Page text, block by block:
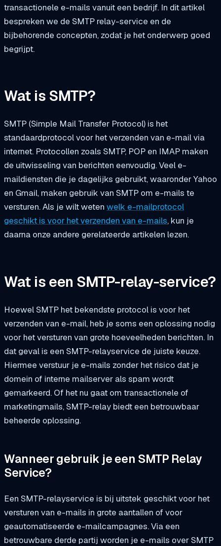
transactionele e-mails vanuit een bedrijf. In dit artikel
bespreken we de SMTP relay-service en de
bijbehorende concepten, zodat je het onderwerp goed
begrijpt.
Wat is SMTP?
SMTP (Simple Mail Transfer Protocol) is het
standaardprotocol voor het verzenden van e-mail via
internet. Protocollen zoals SMTP, POP en IMAP maken
de uitwisseling van berichten eenvoudig. Veel e-
maildiensten die je dagelijks gebruikt, waaronder Yahoo
en Gmail, maken gebruik van SMTP om e-mails te
versturen. Als je wilt weten welk e-mailprotocol
geschikt is voor het verzenden van e-mails, kun je
daarna onze andere gerelateerde artikelen lezen.
Wat is een SMTP-relay-service?
Hoewel SMTP het bekendste protocol is voor het
verzenden van e-mail, heb je soms een oplossing nodig
voor het versturen van grote hoeveelheden berichten. In
dat geval is een SMTP-relayservice de juiste keuze.
Hiermee verstuur je e-mails zonder het risico dat je
domein of interne mailserver als spam wordt
gemarkeerd. Of het nu gaat om transactionele of
marketingmails, SMTP-relay biedt een betrouwbaar
beheerde oplossing.
Wanneer gebruik je een SMTP Relay
Service?
Een SMTP-relayservice is bij uitstek geschikt voor het
versturen van e-mails in grote aantallen of voor
geautomatiseerde e-mailcampagnes. Via een
betrouwbare derde partij worden je e-mails over SMTP